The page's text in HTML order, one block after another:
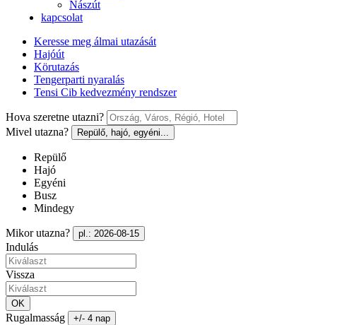
Nászút
kapcsolat
Keresse meg álmai utazását
Hajóút
Körutazás
Tengerparti nyaralás
Tensi Cib kedvezmény rendszer
Hova szeretne utazni?
Mivel utazna?
Repülő, hajó, egyéni...
Repülő
Hajó
Egyéni
Busz
Mindegy
Mikor utazna? pl.: 2026-08-15
Indulás
Vissza
OK
Rugalmasság +/- 4 nap